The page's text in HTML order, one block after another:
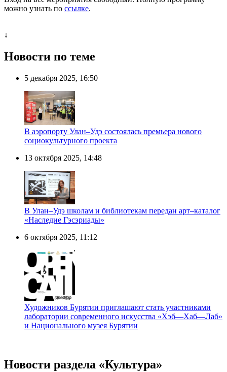
можно узнать по ссылке.
↓
Новости по теме
5 декабря 2025, 16:50
В аэропорту Улан–Удэ состоялась премьера нового
социокультурного проекта
13 октября 2025, 14:48
В Улан–Удэ школам и библиотекам передан арт–каталог
«Наследие Гэсэриады»
6 октября 2025, 11:12
Художников Бурятии приглашают стать участниками
лаборатории современного искусства «Хэб—Хаб—Лаб»
и Национального музея Бурятии
Новости раздела «Культура»